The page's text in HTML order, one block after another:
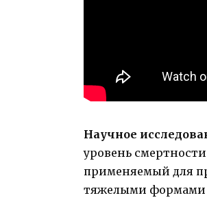
Научное
уровень
применяемый для
тяжелыми формами